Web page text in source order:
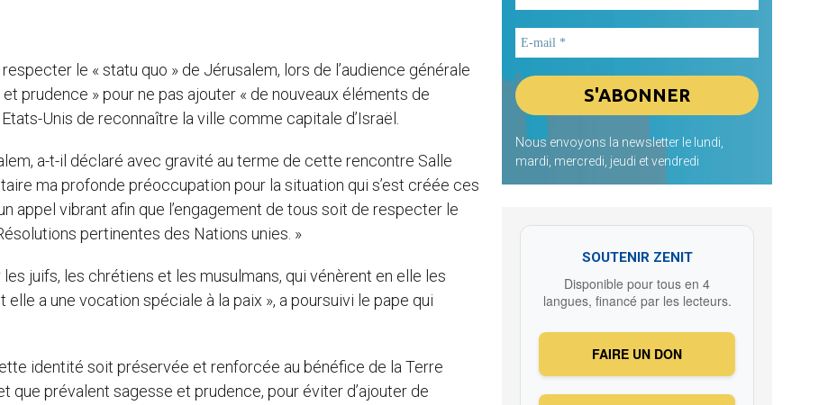
le « statu quo » de Jérusalem, lors de l’audience générale
prudence » pour ne pas ajouter « de nouveaux éléments de
Unis de reconnaître la ville comme capitale d’Israël.
a-t-il déclaré avec gravité au terme de cette rencontre Salle
ma profonde préoccupation pour la situation qui s’est créée ces
appel vibrant afin que l’engagement de tous soit de respecter le
pertinentes des Nations unies. »
juifs, les chrétiens et les musulmans, qui vénèrent en elle les
a une vocation spéciale à la paix », a poursuivi le pape qui
identité soit préservée et renforcée au bénéfice de la Terre
que prévalent sagesse et prudence, pour éviter d’ajouter de
Nous envoyons la newsletter le lundi,
mardi, mercredi, jeudi et vendredi
SOUTENIR ZENIT
Disponible pour tous en 4
langues, financé par les lecteurs.
FAIRE UN DON